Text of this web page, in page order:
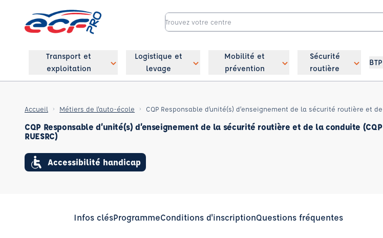
Transport et
exploitation
Logistique et
levage
Mobilité et
prévention
Sécurité
routière
BTP
Accueil Métiers de l'auto-école
CQP Responsable d’unité(s) d’enseignement de la sécurité routière et de la conduite (CQP
RUESRC)
Accessibilité handicap
Infos clésProgrammeConditions d'inscriptionQuestions fréquentes